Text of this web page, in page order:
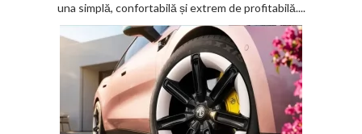
din
Europa:
Cum
a
obligat
concurența
una simplă, confortabilă și extrem de profitabilă....